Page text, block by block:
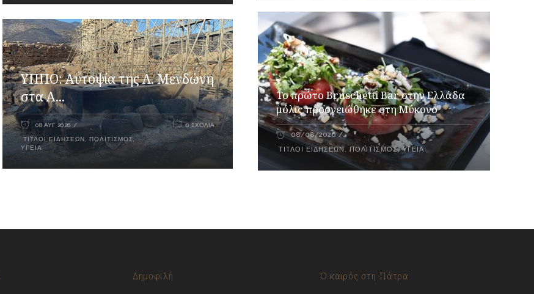
ΥΠΠΟ: Αυτοψία της Λ. Μενδώνη
στα Α...
08 ΑΥΓ 2026
ΤΊΤΛΟΙ ΕΙΔΉΣΕΩΝ ΠΟΛΙΤΙΣΜΌΣ
ΥΓΕΊΑ
0 ΣΧΌΛΙΑ
Το πρώτο Bruschetti Bar στην Ελλάδα
μόλις προσγειώθηκε στη Μύκονο
08/08/2026
ΤΊΤΛΟΙ ΕΙΔΉΣΕΩΝ,ΠΟΛΙΤΙΣΜΌΣ,ΥΓΕΊΑ
Δημοφιλή Ο καιρός στη Πάτρα